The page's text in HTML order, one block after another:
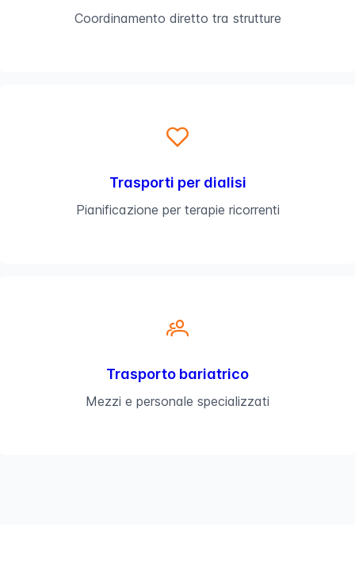
Coordinamento diretto tra strutture
Trasporti per dialisi
Pianificazione per terapie ricorrenti
Trasporto bariatrico
Mezzi e personale specializzati